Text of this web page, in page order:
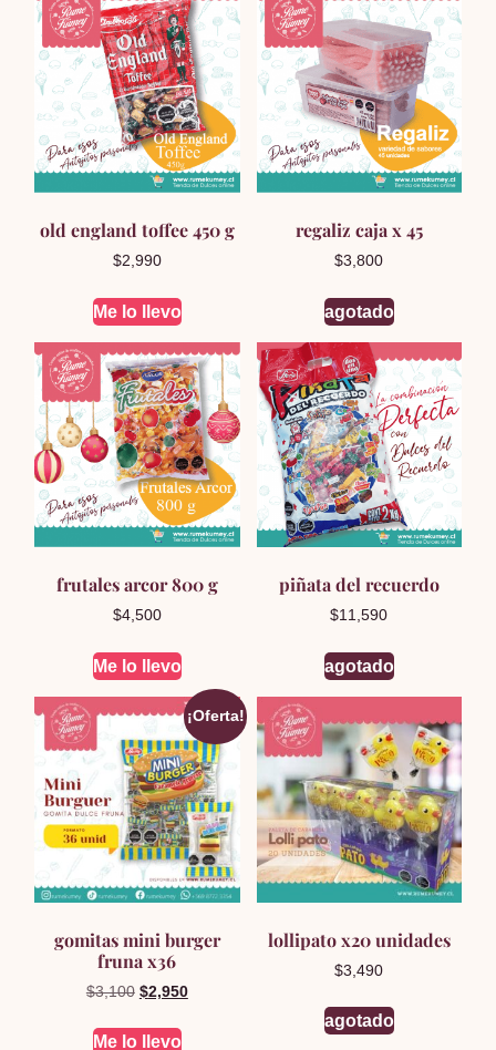
old england toffee 450 g
$2,990
Me lo llevo
regaliz caja x 45
$3,800
agotado
frutales arcor 800 g
$4,500
Me lo llevo
piñata del recuerdo
$11,590
agotado
¡Oferta!
gomitas mini burger
fruna x36
$3,100 El
original
$2,950El
Me lo llevo
lollipato x20 unidades
$3,490
agotado